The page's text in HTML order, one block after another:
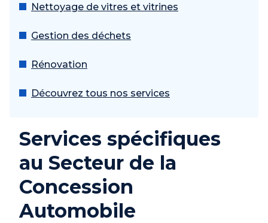
Nettoyage de vitres et vitrines
Gestion des déchets
Rénovation
Découvrez tous nos services
Services spécifiques
au Secteur de la
Concession
Automobile